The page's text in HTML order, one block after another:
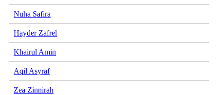
Nuha Safira
Hayder Zafrel
Khairul Amin
Aqil Asyraf
Zea Zinnirah